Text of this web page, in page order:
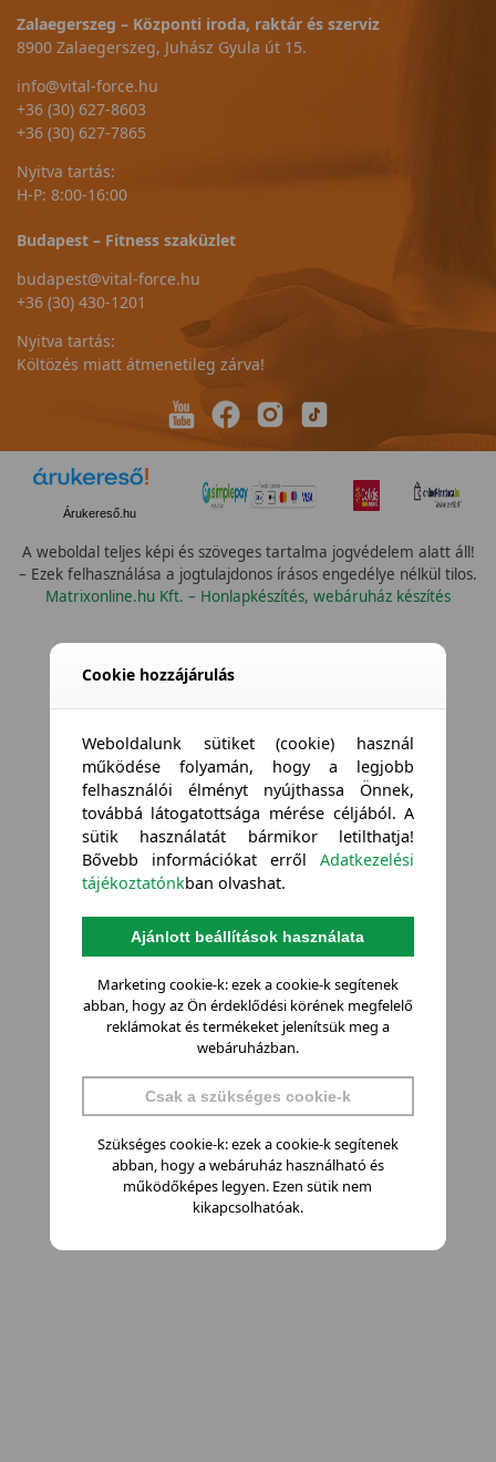
Zalaegerszeg – Központi iroda, raktár és szerviz
8900 Zalaegerszeg, Juhász Gyula út 15.
info@vital-force.hu
+36 (30) 627-8603
+36 (30) 627-7865
Nyitva tartás:
H-P: 8:00-16:00
Budapest – Fitness szaküzlet
budapest@vital-force.hu
+36 (30) 430-1201
Nyitva tartás:
Költözés miatt átmenetileg zárva!
Árukereső.hu
A weboldal teljes képi és szöveges tartalma jogvédelem alatt áll!
– Ezek felhasználása a jogtulajdonos írásos engedélye nélkül tilos.
Matrixonline.hu Kft. – Honlapkészítés, webáruház készítés
Cookie hozzájárulás
Weboldalunk sütiket (cookie) használ
működése folyamán, hogy a legjobb
felhasználói élményt nyújthassa Önnek,
továbbá látogatottsága mérése céljából. A
sütik használatát bármikor letilthatja!
Bővebb információkat errőlAdatkezelési
tájékoztatónkban olvashat.
Ajánlott beállítások használata
Marketing cookie-k: ezek a cookie-k segítenek
abban, hogy az Ön érdeklődési körének megfelelő
reklámokat és termékeket jelenítsük meg a
webáruházban.
Csak a szükséges cookie-k
Szükséges cookie-k: ezek a cookie-k segítenek
abban, hogy a webáruház használható és
működőképes legyen. Ezen sütik nem
kikapcsolhatóak.